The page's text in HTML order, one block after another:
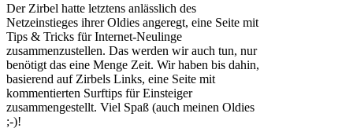
Der Zirbel hatte letztens anlässlich des
Netzeinstieges ihrer Oldies angeregt, eine Seite mit
Tips & Tricks für Internet-Neulinge
zusammenzustellen. Das werden wir auch tun, nur
benötigt das eine Menge Zeit. Wir haben bis dahin,
basierend auf Zirbels Links, eine Seite mit
kommentierten Surftips für Einsteiger
zusammengestellt. Viel Spaß (auch meinen Oldies
;-)!